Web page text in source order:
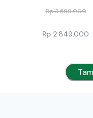
Rp3.599.000
Rp 2.849.000